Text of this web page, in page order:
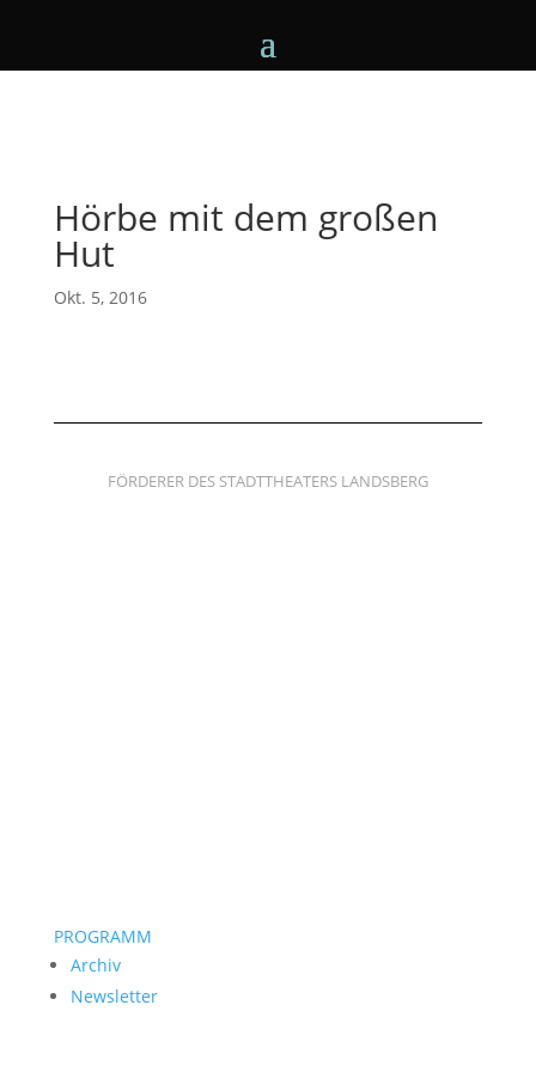
Hörbe mit dem großen
Hut
Okt. 5, 2016
FÖRDERER DES STADTTHEATERS LANDSBERG
PROGRAMM
Archiv
Newsletter